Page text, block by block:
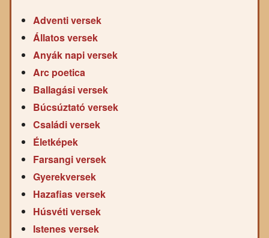
Adventi versek
Állatos versek
Anyák napi versek
Arc poetica
Ballagási versek
Búcsúztató versek
Családi versek
Életképek
Farsangi versek
Gyerekversek
Hazafias versek
Húsvéti versek
Istenes versek